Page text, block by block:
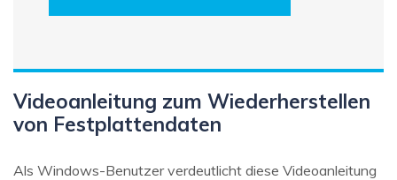
Videoanleitung zum Wiederherstellen
von Festplattendaten
Als Windows-Benutzer verdeutlicht diese Videoanleitung